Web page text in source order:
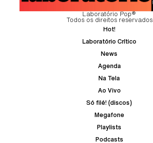
Laboratório Pop®
Todos os direitos reservados
Hot!
Laboratório Crítico
News
Agenda
Na Tela
Ao Vivo
Só filé! (discos)
Megafone
Playlists
Podcasts